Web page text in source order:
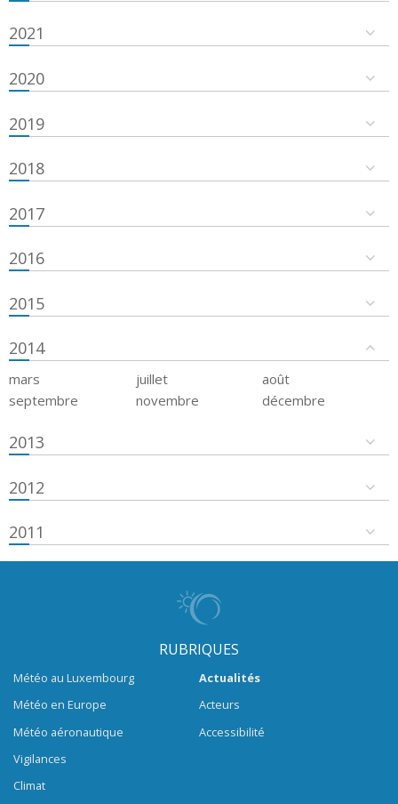
2021
2020
2019
2018
2017
2016
2015
2014
mars juillet
août
septembre
novembre décembre
2013
2012
2011
RUBRIQUES
Météo au Luxembourg
Météo en Europe
Météo aéronautique
Vigilances
Climat
Actualités
Acteurs
Accessibilité